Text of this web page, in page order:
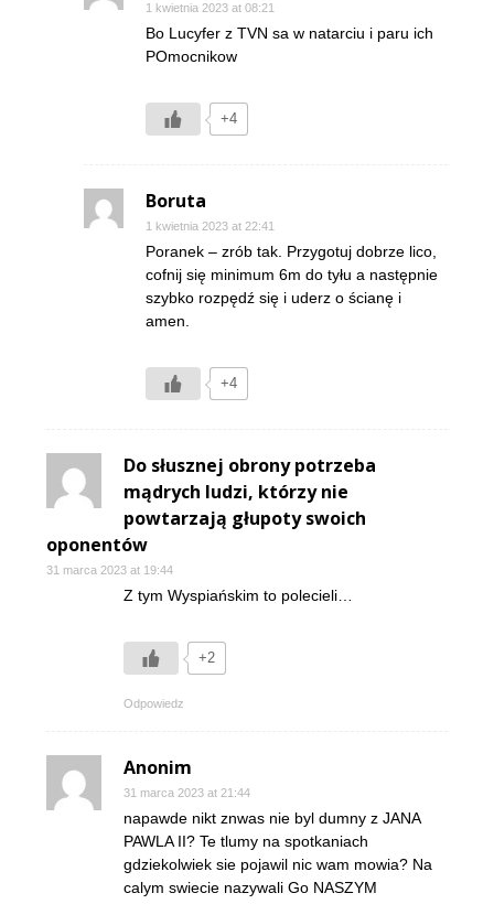
1 kwietnia 2023 at 08:21
Bo Lucyfer z TVN sa w natarciu i paru ich
POmocnikow
+4
Boruta
1 kwietnia 2023 at 22:41
Poranek – zrób tak. Przygotuj dobrze lico,
cofnij się minimum 6m do tyłu a następnie
szybko rozpędź się i uderz o ścianę i
amen.
+4
Do słusznej obrony potrzeba
mądrych ludzi, którzy nie
powtarzają głupoty swoich
oponentów
31 marca 2023 at 19:44
Z tym Wyspiańskim to polecieli…
+2
Odpowiedz
Anonim
31 marca 2023 at 21:44
napawde nikt znwas nie byl dumny z JANA
PAWLA II? Te tlumy na spotkaniach
gdziekolwiek sie pojawil nic wam mowia? Na
calym swiecie nazywali Go NASZYM